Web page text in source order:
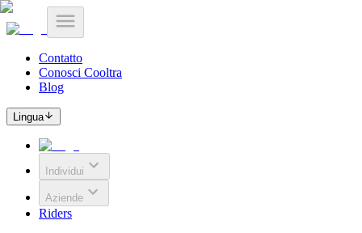
Contatto
Conosci Cooltra
Blog
Lingua
Individui
Aziende
Riders